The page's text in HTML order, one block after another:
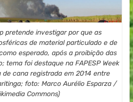
pretende investigar por que as
de material particulado e de
esperado, após a proibição das
tema foi destaque na FAPESP Week
de cana registrada em 2014 entre
foto: Marco Aurélio Esparza /
Commons)